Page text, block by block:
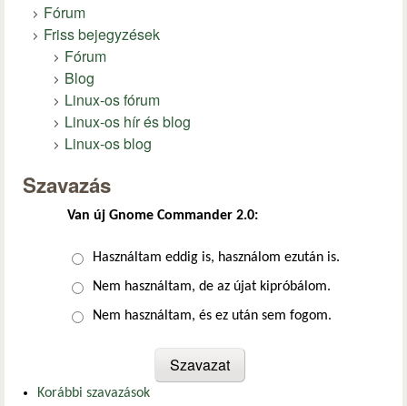
Fórum
Friss bejegyzések
Fórum
Blog
Linux-os fórum
Linux-os hír és blog
Linux-os blog
Szavazás
Van új Gnome Commander 2.0:
Választások
Használtam eddig is, használom ezután is.
Nem használtam, de az újat kipróbálom.
Nem használtam, és ez után sem fogom.
Korábbi szavazások